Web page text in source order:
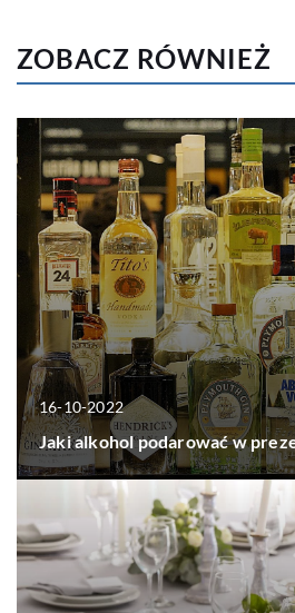
ZOBACZ RÓWNIEŻ
16-10-2022
Jaki alkohol podarować w